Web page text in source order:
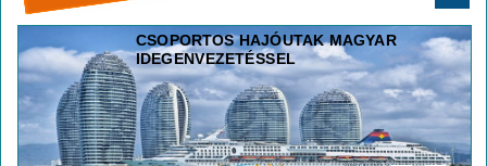
CSOPORTOS HAJÓUTAK MAGYAR
IDEGENVEZETÉSSEL